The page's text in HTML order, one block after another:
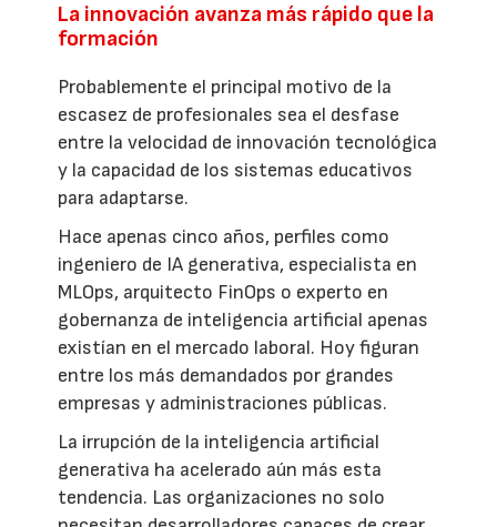
La innovación avanza más rápido que la
formación
Probablemente el principal motivo de la
escasez de profesionales sea el desfase
entre la velocidad de innovación tecnológica
y la capacidad de los sistemas educativos
para adaptarse.
Hace apenas cinco años, perfiles como
ingeniero de IA generativa, especialista en
MLOps, arquitecto FinOps o experto en
gobernanza de inteligencia artificial apenas
existían en el mercado laboral. Hoy figuran
entre los más demandados por grandes
empresas y administraciones públicas.
La irrupción de la inteligencia artificial
generativa ha acelerado aún más esta
tendencia. Las organizaciones no solo